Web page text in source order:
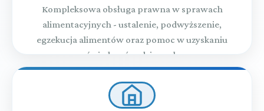
Kompleksowa obsługa prawna w sprawach
alimentacyjnych - ustalenie, podwyższenie,
egzekucja alimentów oraz pomoc w uzyskaniu
świadczeń rodzinnych